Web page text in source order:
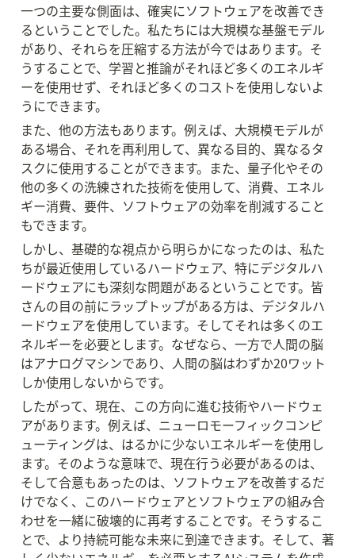
一つの主要な側面は、確実にソフトウェアを改善でき
るということでした。私たちには大規模な基盤モデル
があり、それらを圧縮する方法が今ではあります。そ
うすることで、学習と推論がそれほど多くのエネルギ
ーを使用せず、それほど多くのコストを使用しないよ
うにできます。
また、他の方法もあります。例えば、大規模モデルが
ある場合、それを再利用して、異なる目的、異なるタ
スクに使用することができます。また、量子化やその
他の多くの洗練された技術を使用して、消費、エネル
ギー消費、要件、ソフトウェアの効率を削減すること
もできます。
しかし、基礎的な視点から明らかになったのは、私た
ちが最近使用しているハードウェア、特にデジタルハ
ードウェアにも深刻な問題があるということです。皆
さんの目の前にラップトップがある方は、デジタルハ
ードウェアを使用しています。そしてそれは多くのエ
ネルギーを必要とします。なぜなら、一方で人間の脳
はアナログマシンであり、人間の脳はわずか20ワット
しか使用しないからです。
したがって、現在、この方向に進む技術やハードウェ
アがあります。例えば、ニューロモーフィックコンピ
ューティングは、はるかに少ないエネルギーを使用し
ます。そのような意味で、現在行う必要があるのは、
そして合意もあったのは、ソフトウェアを改善するだ
けでなく、このハードウェアとソフトウェアの組み合
わせを一緒に破壊的に再考することです。そうするこ
とで、より持続可能な未来に到達できます。そして、著